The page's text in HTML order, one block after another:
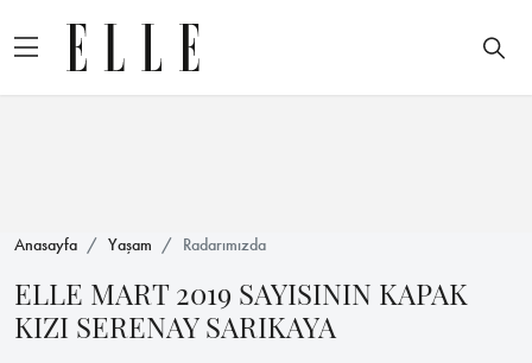
Anasayfa Yaşam Radarımızda
ELLE MART 2019 SAYISININ KAPAK
KIZI SERENAY SARIKAYA